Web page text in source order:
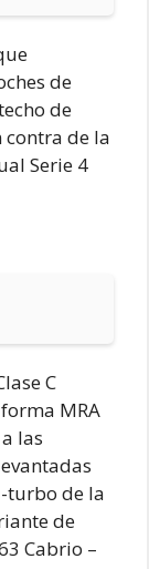
de
de
contra de la
Serie 4
C
MRA
las
turbo de la
de
Cabrio –